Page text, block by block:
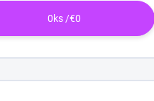
0ks /€0